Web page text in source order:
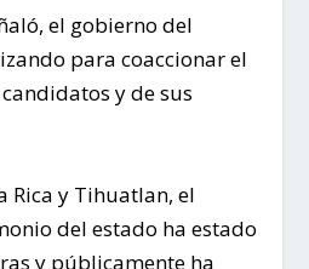
el gobierno del
para coaccionar el
y de sus
Rica y Tihuatlan, el
del estado ha estado
y públicamente ha